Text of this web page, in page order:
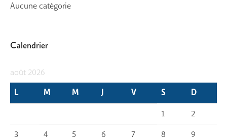
Aucune catégorie
Calendrier
août 2026
L
M M J V S
D
1
2
3
4 5 6 7 8
9